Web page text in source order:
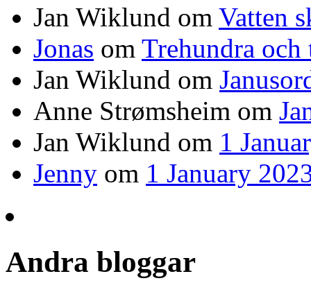
Jan Wiklund om Vatten
Jonas om Trehundra
Jan Wiklund om
Anne Strømsheim om
Jan Wiklund om 1
Jenny om 1 January
Andra bloggar